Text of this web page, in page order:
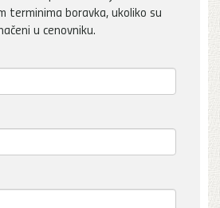
terminima boravka, ukoliko su
u cenovniku.